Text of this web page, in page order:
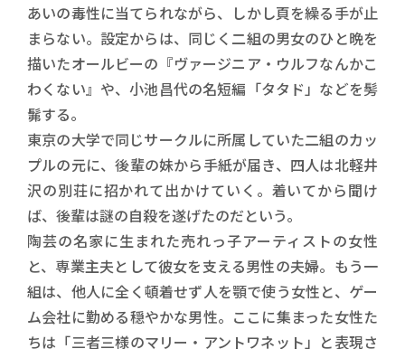
あいの毒性に当てられながら、しかし頁を繰る手が止
まらない。設定からは、同じく二組の男女のひと晩を
描いたオールビーの『ヴァージニア・ウルフなんかこ
わくない』や、小池昌代の名短編「タタド」などを髣
髴する。
東京の大学で同じサークルに所属していた二組のカッ
プルの元に、後輩の妹から手紙が届き、四人は北軽井
沢の別荘に招かれて出かけていく。着いてから聞け
ば、後輩は謎の自殺を遂げたのだという。
陶芸の名家に生まれた売れっ子アーティストの女性
と、専業主夫として彼女を支える男性の夫婦。もう一
組は、他人に全く頓着せず人を顎で使う女性と、ゲー
ム会社に勤める穏やかな男性。ここに集まった女性た
ちは「三者三様のマリー・アントワネット」と表現さ